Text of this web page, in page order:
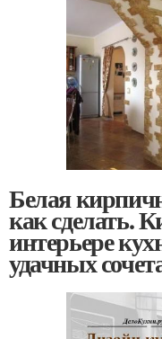
Белая
как сделать.
интерьере
удачных